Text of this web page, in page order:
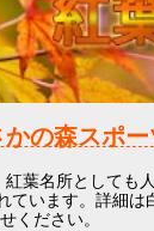
の森スポ
紅葉名所として
ています。詳細
ください。